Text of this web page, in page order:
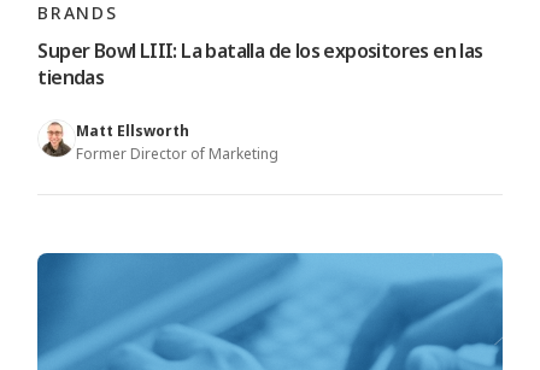
BRANDS
Super Bowl LIII: La batalla de los expositores en las
tiendas
Matt Ellsworth
Former Director of Marketing